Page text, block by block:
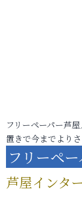
フリーペーパー芦
置きで今までより
フリーペ
芦屋インタ